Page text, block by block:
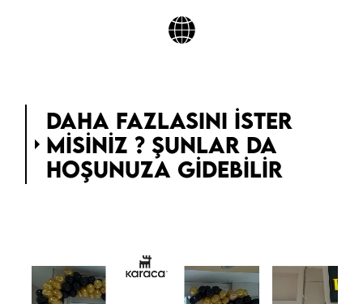
DAHA FAZLASINI ISTER
MISINIZ ? ŞUNLAR DA
HOŞUNUZA GIDEBILIR